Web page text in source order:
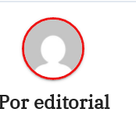
editorial